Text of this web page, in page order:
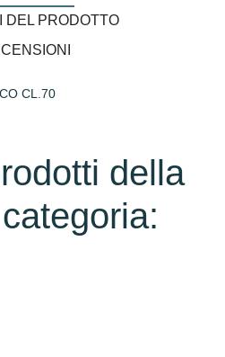
DEL PRODOTTO
CL.70
della